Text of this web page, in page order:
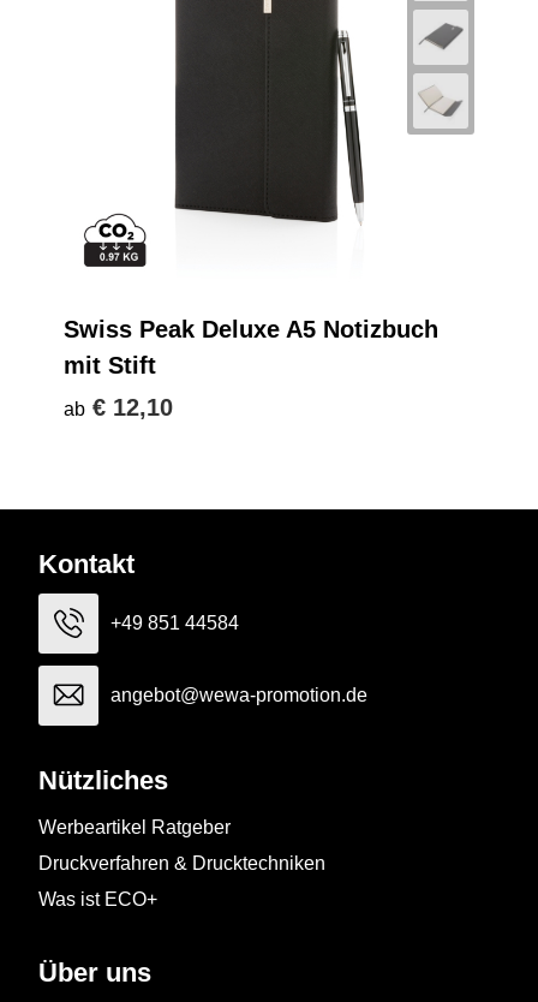
Swiss Peak Deluxe A5 Notizbuch
mit Stift
ab € 12,10
Kontakt
+49 851 44584
angebot@wewa-promotion.de
Nützliches
Werbeartikel Ratgeber
Druckverfahren & Drucktechniken
Was ist ECO+
Über uns